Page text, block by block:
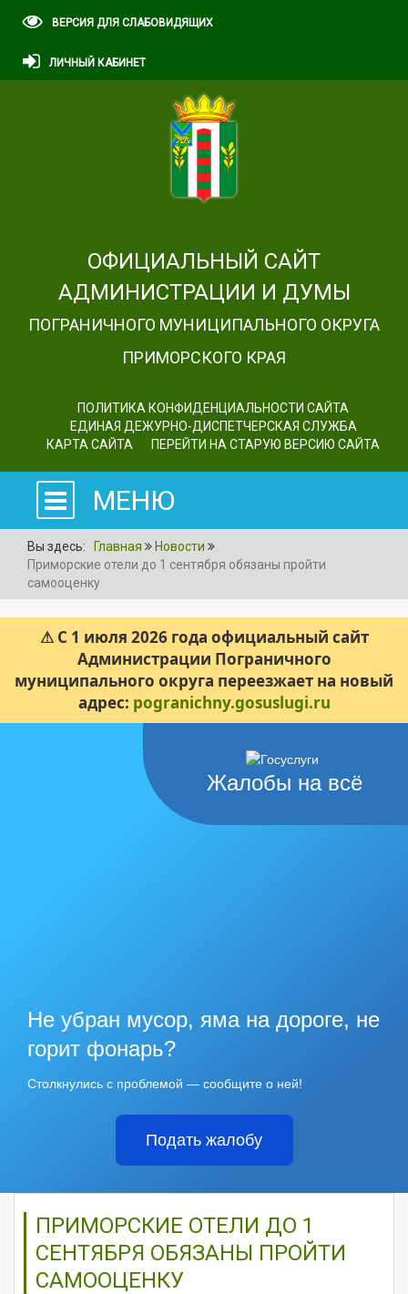
ВЕРСИЯ ДЛЯ СЛАБОВИДЯЩИХ
ЛИЧНЫЙ КАБИНЕТ
ОФИЦИАЛЬНЫЙ САЙТ
АДМИНИСТРАЦИИ И ДУМЫ
ПОГРАНИЧНОГО МУНИЦИПАЛЬНОГО ОКРУГА
ПРИМОРСКОГО КРАЯ
ПОЛИТИКА КОНФИДЕНЦИАЛЬНОСТИ САЙТА
ЕДИНАЯ ДЕЖУРНО-ДИСПЕТЧЕРСКАЯ СЛУЖБА
КАРТА САЙТА
ПЕРЕЙТИ НА СТАРУЮ ВЕРСИЮ САЙТА
МЕНЮ
Вы здесь: Главная
Новости
Приморские отели до 1 сентября обязаны пройти
самооценку
⚠ С 1 июля 2026 года официальный сайт
Администрации Пограничного
муниципального округа переезжает на новый
адрес: pogranichny.gosuslugi.ru
Жалобы на всё
Не убран мусор, яма на дороге, не
горит фонарь?
Столкнулись с проблемой — сообщите о ней!
Подать жалобу
ПРИМОРСКИЕ ОТЕЛИ ДО 1
СЕНТЯБРЯ ОБЯЗАНЫ ПРОЙТИ
САМООЦЕНКУ